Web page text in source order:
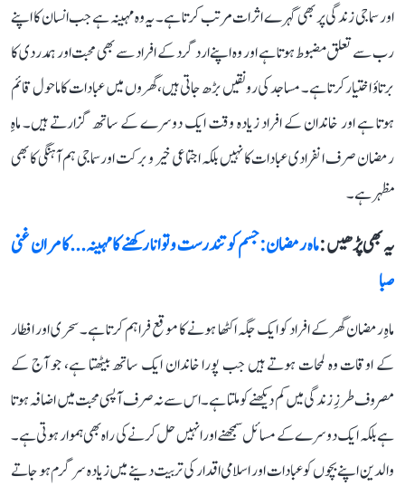
اور سماجی زندگی پر بھی گہرے اثرات مرتب کرتا ہے۔ یہ وہ مہینہ ہے جب انسان کا اپنے
رب سے تعلق مضبوط ہوتا ہے اور وہ اپنے اردگرد کے افراد سے بھی محبت اور ہمدردی کا
برتاؤ اختیار کرتا ہے۔ مساجد کی رونقیں بڑھ جاتی ہیں، گھروں میں عبادات کا ماحول قائم
ہوتا ہے اور خاندان کے افراد زیادہ وقت ایک دوسرے کے ساتھ گزارتے ہیں۔ ماہِ
رمضان صرف انفرادی عبادات کا نہیں بلکہ اجتماعی خیر و برکت اور سماجی ہم آہنگی کا بھی
مظہر ہے۔
یہ بھی پڑھیں :ماہ رمضان: جسم کو تندرست و توانا رکھنے کا مہینہ...کامران غنی
صبا
ماہِ رمضان گھر کے افراد کو ایک جگہ اکٹھا ہونے کا موقع فراہم کرتا ہے۔ سحری اور افطار
کے اوقات وہ لمحات ہوتے ہیں جب پورا خاندان ایک ساتھ بیٹھتا ہے، جو آج کے
مصروف طرزِ زندگی میں کم دیکھنے کو ملتا ہے۔ اس سے نہ صرف آپسی محبت میں اضافہ ہوتا
ہے بلکہ ایک دوسرے کے مسائل سمجھنے اور انہیں حل کرنے کی راہ بھی ہموار ہوتی ہے۔
والدین اپنے بچوں کو عبادات اور اسلامی اقدار کی تربیت دینے میں زیادہ سرگرم ہو جاتے